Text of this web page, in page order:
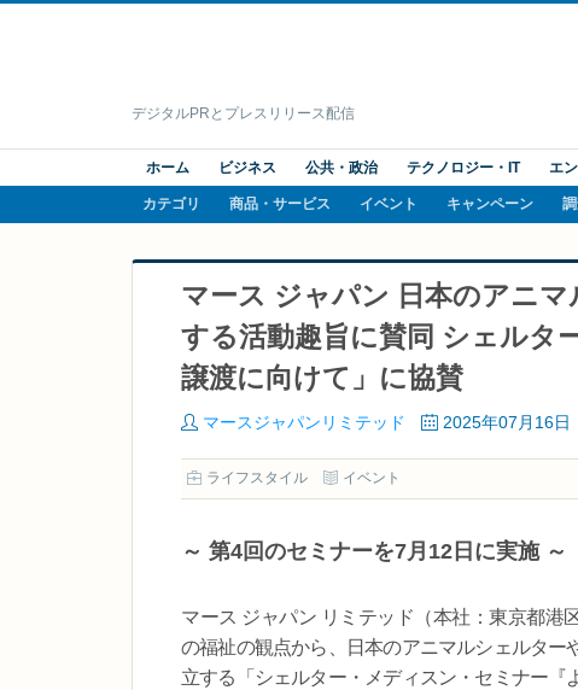
デジタルPRとプレスリリース配信
ホーム ビジネス 公共・政治 テクノロジー・IT エ
カテゴリ 商品・サービス イベント キャンペーン
マース ジャパン 日本のアニ
する活動趣旨に賛同 シェルタ
譲渡に向けて」に協賛
マースジャパンリミテッド 2025年07月16日
ライフスタイル イベント
～ 第4回のセミナーを7月12日に実施 ～
マース ジャパン リミテッド（本社：東京都港
の福祉の観点から、日本のアニマルシェルタ
立する「シェルター・メディスン・セミナー